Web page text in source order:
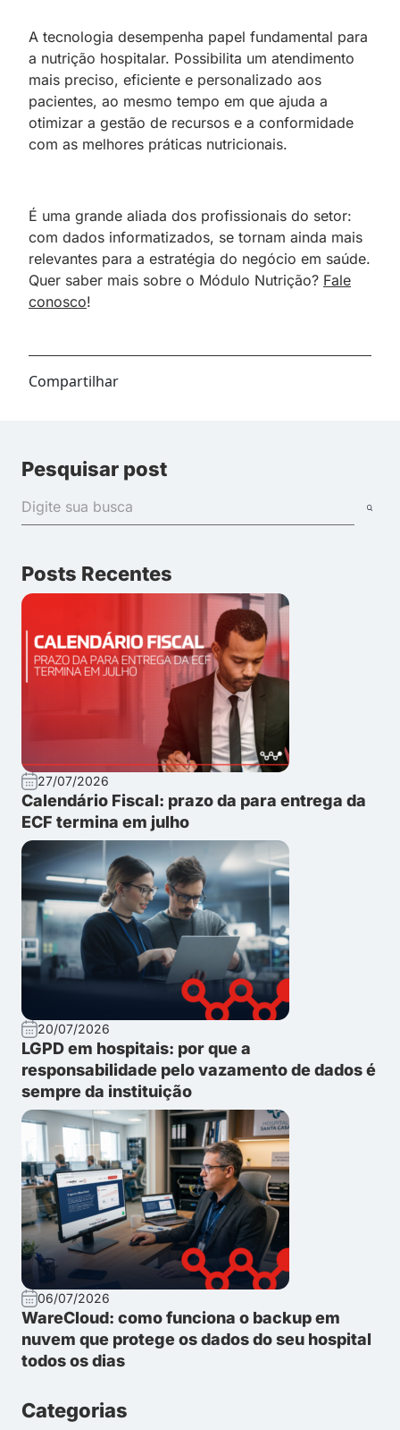
A tecnologia desempenha papel fundamental para
a nutrição hospitalar. Possibilita um atendimento
mais preciso, eficiente e personalizado aos
pacientes, ao mesmo tempo em que ajuda a
otimizar a gestão de recursos e a conformidade
com as melhores práticas nutricionais.
É uma grande aliada dos profissionais do setor:
com dados informatizados, se tornam ainda mais
relevantes para a estratégia do negócio em saúde.
Quer saber mais sobre o Módulo Nutrição? Fale
conosco!
Compartilhar
Pesquisar post
Posts Recentes
27/07/2026
Calendário Fiscal: prazo da para entrega da
ECF termina em julho
20/07/2026
LGPD em hospitais: por que a
responsabilidade pelo vazamento de dados é
sempre da instituição
06/07/2026
WareCloud: como funciona o backup em
nuvem que protege os dados do seu hospital
todos os dias
Categorias